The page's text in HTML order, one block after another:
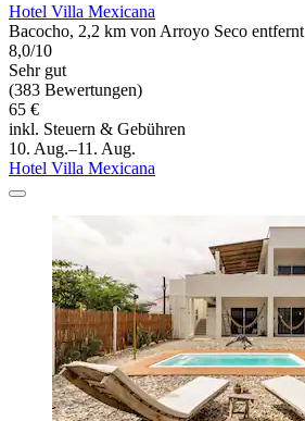
Hotel Villa Mexicana
Bacocho, 2,2 km von Arroyo Seco entfernt
8,0/10
Sehr gut
(383 Bewertungen)
65 €
inkl. Steuern & Gebühren
10. Aug.–11. Aug.
Hotel Villa Mexicana